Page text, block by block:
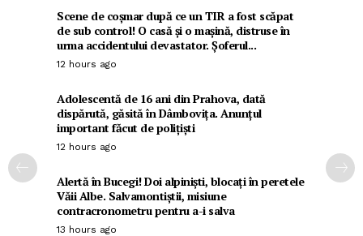
Scene de coșmar după ce un TIR a fost scăpat
de sub control! O casă și o mașină, distruse în
urma accidentului devastator. Șoferul...
12 hours ago
Adolescentă de 16 ani din Prahova, dată
dispărută, găsită în Dâmbovița. Anunțul
important făcut de polițiști
12 hours ago
Alertă în Bucegi! Doi alpiniști, blocați în peretele
Văii Albe. Salvamontiștii, misiune
contracronometru pentru a-i salva
13 hours ago